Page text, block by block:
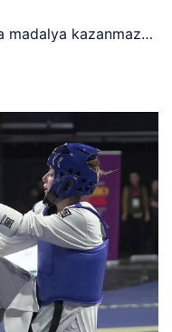
madalya kazanmaz…